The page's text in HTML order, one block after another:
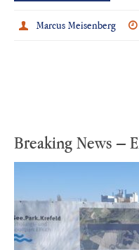
Marcus Meisenberg
Breaking News –